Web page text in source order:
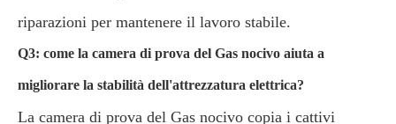
riparazioni per mantenere il lavoro stabile.
Q3: come la camera di prova del Gas nocivo aiuta a
migliorare la stabilità dell'attrezzatura elettrica?
La camera di prova del Gas nocivo copia i cattivi